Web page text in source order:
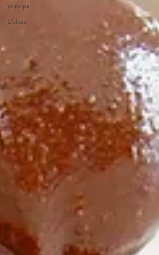
principal
Dulces